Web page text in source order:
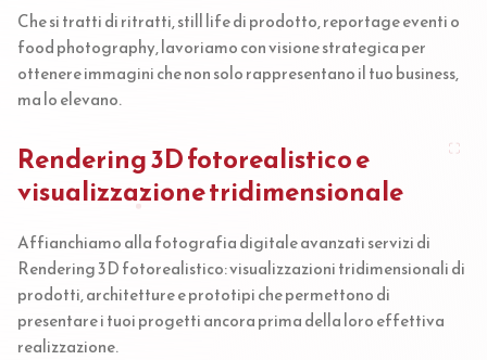
Che si tratti di ritratti, still life di prodotto, reportage eventi o
food photography, lavoriamo con visione strategica per
ottenere immagini che non solo rappresentano il tuo business,
ma lo elevano.
Rendering 3D fotorealistico e
visualizzazione tridimensionale
Affianchiamo alla fotografia digitale avanzati servizi di
Rendering 3D fotorealistico: visualizzazioni tridimensionali di
prodotti, architetture e prototipi che permettono di
presentare i tuoi progetti ancora prima della loro effettiva
realizzazione.